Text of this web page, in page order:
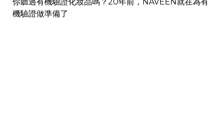
你聽過有機驗證化妝品嗎？20年前，NAVEEN就在為有
機驗證做準備了